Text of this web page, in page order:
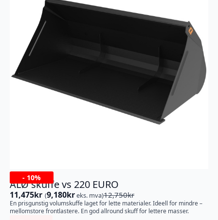
- 10%
ÅLØ skuffe vs 220 EURO
12,750kr
Opprinnelig
pris
11,475kr
Nåværende
pris
(9,180kreks. mva)
En prisgunstig volumskuffe laget for lette materialer. Ideell for mindre –
mellomstore frontlastere. En god allround skuff for lettere masser.